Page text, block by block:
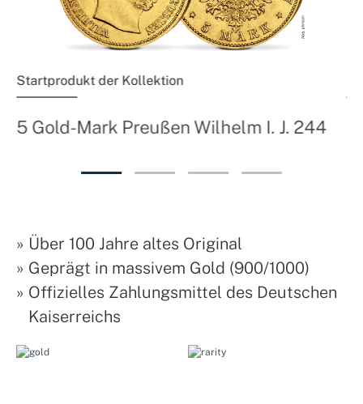
Startprodukt der Kollektion
5 Gold-Mark Preußen Wilhelm I. J. 244
» Über 100 Jahre altes Original
» Geprägt in massivem Gold (900/1000)
» Offizielles Zahlungsmittel des Deutschen
Kaiserreichs